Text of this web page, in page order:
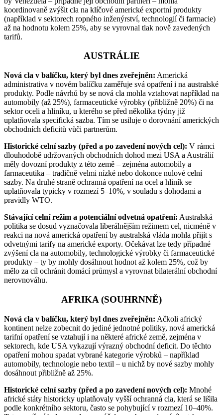
koordinovaně zvýšit cla na klíčové americké exportní produkty
(například v sektorech ropného inženýrství, technologií či farmacie)
až na hodnotu kolem 25%, aby se vyrovnal tlak nově zavedených
tarifů.
AUSTRÁLIE
Nová cla v balíčku, který byl dnes zveřejněn: Americká
administrativa v novém balíčku zaměřuje svá opatření i na australské
produkty. Podle návrhů by se nová cla mohla vztahovat například na
automobily (až 25%), farmaceutické výrobky (přibližně 20%) či na
sektor oceli a hliníku, u kterého se před několika týdny již
uplatňovala specifická sazba. Tím se usiluje o dorovnání amerických
obchodních deficitů vůči partnerům.
Historické celní sazby (před a po zavedení nových cel): V rámci
dlouhodobě udržovaných obchodních dohod mezi USA a Austrálií
měly dovozní produkty z této země – zejména automobily a
farmaceutika – tradičně velmi nízké nebo dokonce nulové celní
sazby. Na druhé straně ochranná opatření na ocel a hliník se
uplatňovala typicky v rozmezí 5–10%, v souladu s dohodami a
pravidly WTO.
Stávající celní režim a potenciální odvetná opatření: Australská
politika se dosud vyznačovala liberálnějším režimem cel, nicméně v
reakci na nová americká opatření by australská vláda mohla přijít s
odvetnými tarify na americké exporty. Očekávat lze tedy případné
zvýšení cla na automobily, technologické výrobky či farmaceutické
produkty – ty by mohly dosáhnout hodnot až kolem 25%, což by
mělo za cíl ochránit domácí průmysl a vyrovnat bilaterální obchodní
nerovnováhu.
AFRIKA (SOUHRNNĚ)
Nová cla v balíčku, který byl dnes zveřejněn: Ačkoli africký
kontinent nelze zobecnit do jediné jednotné politiky, nová americká
tarifní opatření se vztahují i na některé africké země, zejména v
sektorech, kde USA vykazují výrazný obchodní deficit. Do těchto
opatření mohou spadat vybrané kategorie výrobků – například
automobily, technologie nebo textil – u nichž by nové sazby mohly
dosáhnout přibližně až 25%.
Historické celní sazby (před a po zavedení nových cel): Mnohé
africké státy historicky uplatňovaly vyšší ochranná cla, která se lišila
podle konkrétního sektoru, často se pohybující v rozmezí 10–40%.